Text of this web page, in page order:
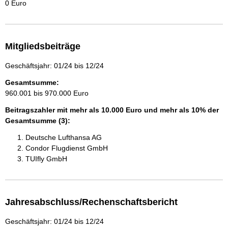
0 Euro
Mitgliedsbeiträge
Geschäftsjahr: 01/24 bis 12/24
Gesamtsumme:
960.001 bis 970.000 Euro
Beitragszahler mit mehr als 10.000 Euro und mehr als 10% der
Gesamtsumme (3):
Deutsche Lufthansa AG
Condor Flugdienst GmbH
TUIfly GmbH
Jahresabschluss/Rechenschaftsbericht
Geschäftsjahr: 01/24 bis 12/24